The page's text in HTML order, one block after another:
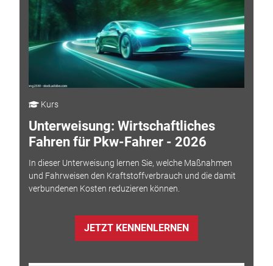
Kurs
Unterweisung: Wirtschaftliches
Fahren für Pkw-Fahrer - 2026
In dieser Unterweisung lernen Sie, welche Maßnahmen
und Fahrweisen den Kraftstoffverbrauch und die damit
verbundenen Kosten reduzieren können.
JETZT KENNENLERNEN